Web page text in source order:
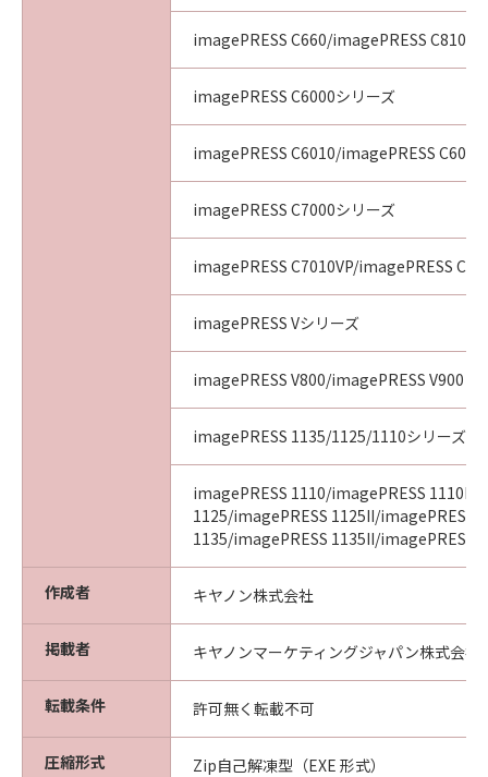
imagePRESS C660/imagePRESS C810/
imagePRESS C6000シリーズ
imagePRESS C6010/imagePRESS C6011
imagePRESS C7000シリーズ
imagePRESS C7010VP/imagePRESS
imagePRESS Vシリーズ
imagePRESS V800/imagePRESS V900
imagePRESS 1135/1125/1110シリーズ
imagePRESS 1110/imagePRESS 1110II/
1125/imagePRESS 1125II/imagePRESS
1135/imagePRESS 1135II/imagePRESS
作成者 キヤノン株式会社
掲載者 キヤノンマーケティングジャパン株式会社
転載条件 許可無く転載不可
圧縮形式 Zip自己解凍型（EXE 形式）